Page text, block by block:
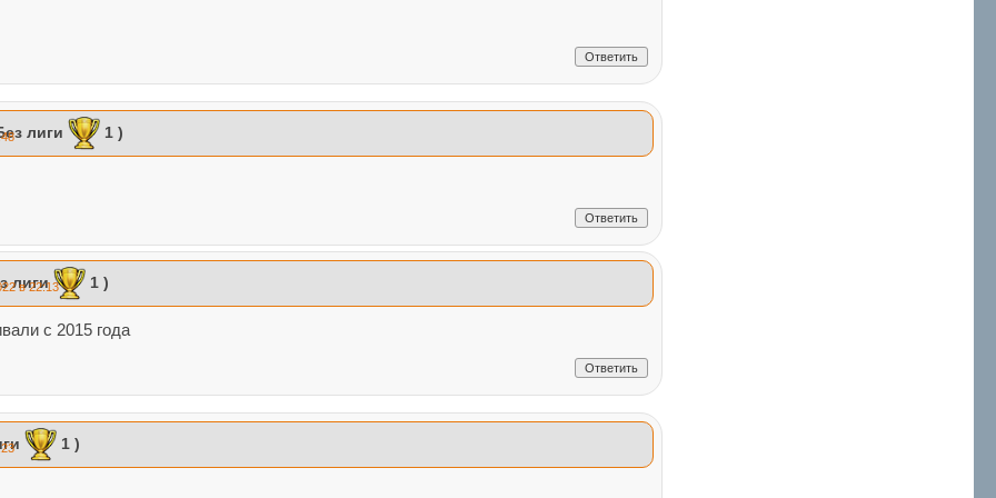
Ответить
лиги 1 )
Ответить
лиги 1 )
в 22:13
с 2015 года
Ответить
1 )